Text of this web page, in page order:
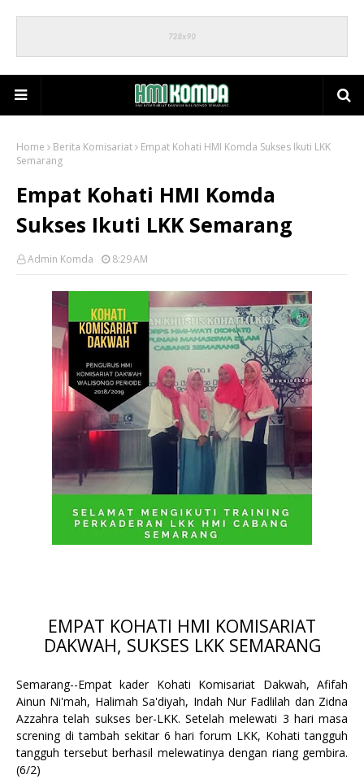
Home Berita Komisariat
Empat Kohati HMI Komda Sukses Ikuti LKK
Semarang
Empat Kohati HMI Komda
Sukses Ikuti LKK Semarang
Admin Komda 8:29 AM
EMPAT KOHATI HMI KOMISARIAT
DAKWAH, SUKSES LKK SEMARANG
Semarang--Empat kader Kohati Komisariat Dakwah, Afifah
Ainun Ni'mah, Halimah Sa'diyah, Indah Nur Fadlilah dan Zidna
Azzahra telah sukses ber-LKK. Setelah melewati 3 hari masa
screning di tambah sekitar 6 hari forum LKK, Kohati tangguh
tangguh tersebut berhasil melewatinya dengan riang gembira.
(6/2)